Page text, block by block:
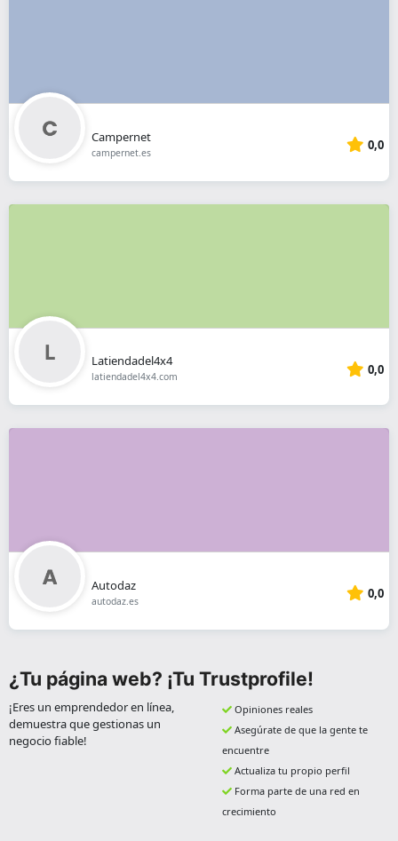
Campernet
campernet.es 0,0
Latiendadel4x4
latiendadel4x4.com 0,0
Autodaz
autodaz.es 0,0
¿Tu página web? ¡Tu Trustprofile!
¡Eres un emprendedor en línea,
demuestra que gestionas un
negocio fiable!
Opiniones reales
Asegúrate de que la gente te
encuentre
Actualiza tu propio perfil
Forma parte de una red en
crecimiento